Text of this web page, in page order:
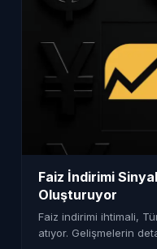
Faiz İndirimi
Oluşturuyor
Faiz indirimi ihtimali,
atıyor. Gelişmelerin